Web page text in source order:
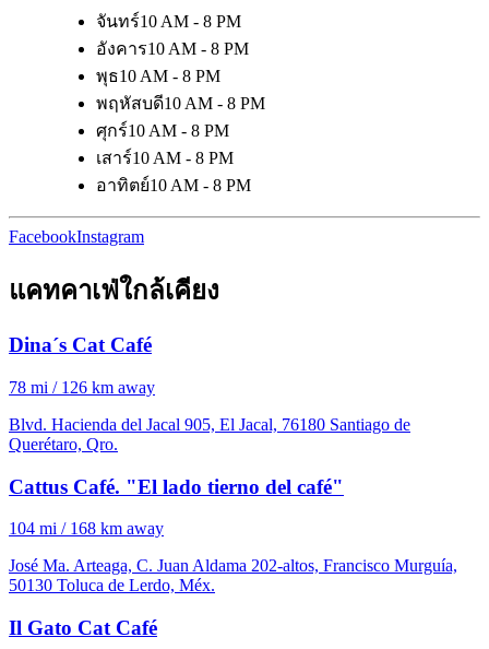
จันทร์10 AM - 8 PM
อังคาร10 AM - 8 PM
พุธ10 AM - 8 PM
พฤหัสบดี10 AM - 8 PM
ศุกร์10 AM - 8 PM
เสาร์10 AM - 8 PM
อาทิตย์10 AM - 8 PM
FacebookInstagram
แคทคาเฟ่ใกล้เคียง
Dina´s Cat Café
78 mi / 126 km away
Blvd. Hacienda del Jacal 905, El Jacal, 76180 Santiago de
Querétaro, Qro.
Cattus Café. "El lado tierno del café"
104 mi / 168 km away
José Ma. Arteaga, C. Juan Aldama 202-altos, Francisco Murguía,
50130 Toluca de Lerdo, Méx.
Il Gato Cat Café